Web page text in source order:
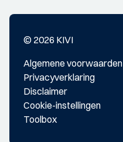
© 2026 KIVI
Algemene voorwaarden
Privacyverklaring
Disclaimer
Cookie-instellingen
Toolbox